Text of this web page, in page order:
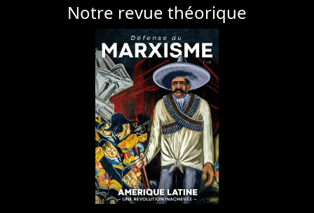
Notre revue théorique